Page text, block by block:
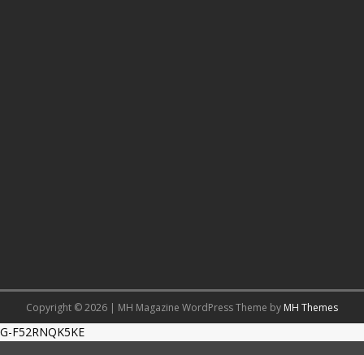
Copyright © 2026 | MH Magazine WordPress Theme by MH Themes
G-F52RNQK5KE